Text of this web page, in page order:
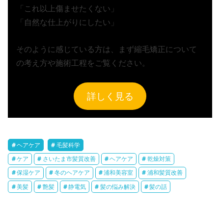
「これ以上傷ませたくない」
「自然な仕上がりにしたい」
そのように感じている方は、まず縮毛矯正について
の考え方や施術工程をご覧ください。
詳しく見る
ヘアケア 毛髪科学
ケア さいたま市髪質改善 ヘアケア 乾燥対策
保湿ケア 冬のヘアケア 浦和美容室 浦和髪質改善
美髪 艶髪 静電気 髪の悩み解決 髪の話